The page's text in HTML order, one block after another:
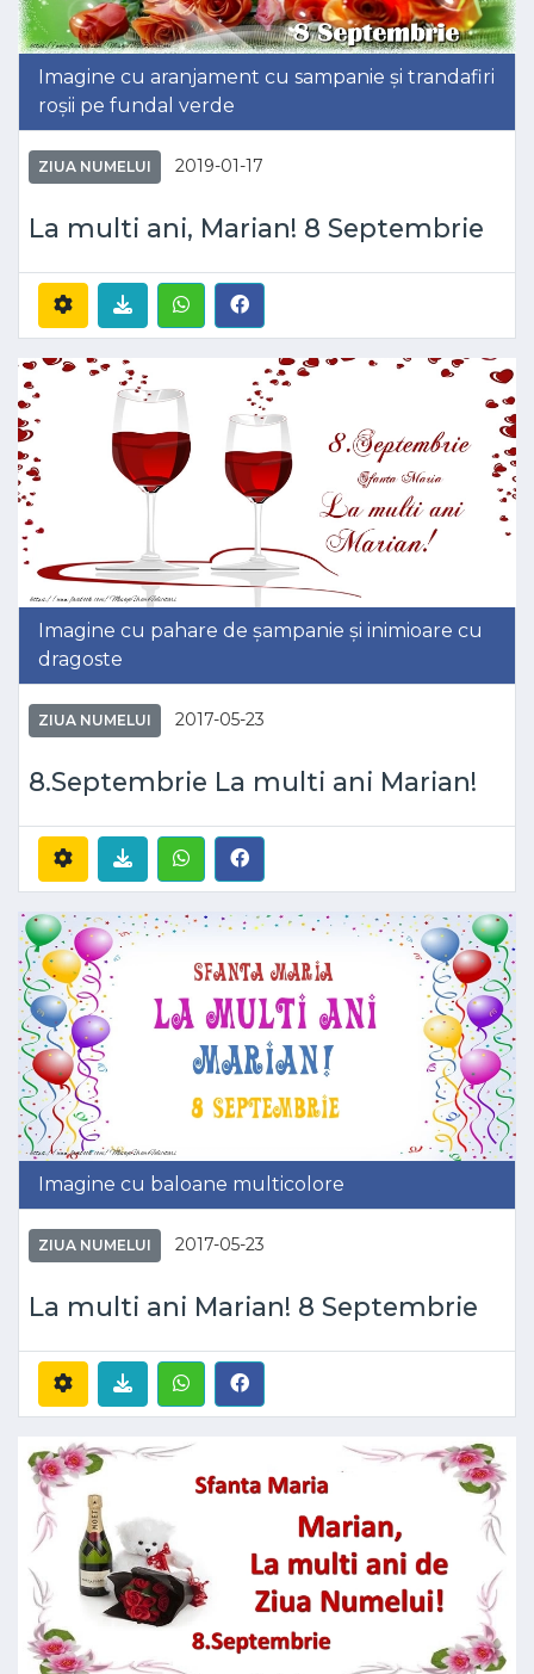
Imagine cu aranjament cu sampanie și trandafiri
roșii pe fundal verde
ZIUA NUMELUI 2019-01-17
La multi ani, Marian! 8 Septembrie
Imagine cu pahare de șampanie și inimioare cu
dragoste
ZIUA NUMELUI 2017-05-23
8.Septembrie La multi ani Marian!
Imagine cu baloane multicolore
ZIUA NUMELUI 2017-05-23
La multi ani Marian! 8 Septembrie